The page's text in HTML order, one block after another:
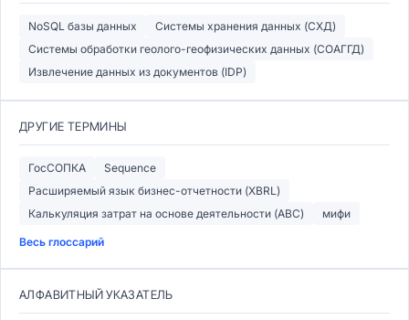
NoSQL базы данных
Системы хранения данных (СХД)
Системы обработки геолого-геофизических данных (СОАГГД)
Извлечение данных из документов (IDP)
ДРУГИЕ ТЕРМИНЫ
ГосСОПКА
Sequence
Расширяемый язык бизнес-отчетности (XBRL)
Калькуляция затрат на основе деятельности (ABC)
мифи
Весь глоссарий
АЛФАВИТНЫЙ УКАЗАТЕЛЬ